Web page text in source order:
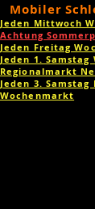
Mobiler
Jeden Mittwoch
Achtung
Jeden Freitag
Jeden 1.
Regionalmarkt
Jeden 3.
Wochenmarkt